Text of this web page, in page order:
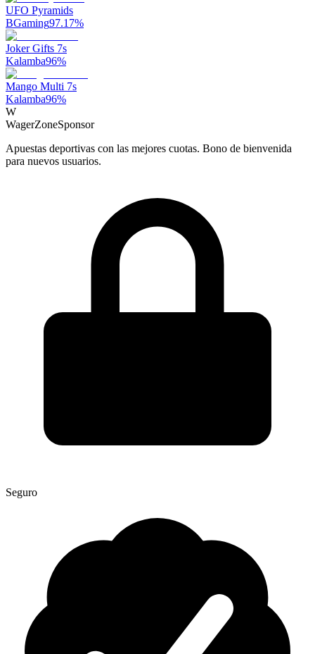
UFO Pyramids
BGaming97.17%
Joker Gifts 7s
Kalamba96%
Mango Multi 7s
Kalamba96%
W
WagerZoneSponsor
Apuestas deportivas con las mejores cuotas. Bono de bienvenida
para nuevos usuarios.
Seguro